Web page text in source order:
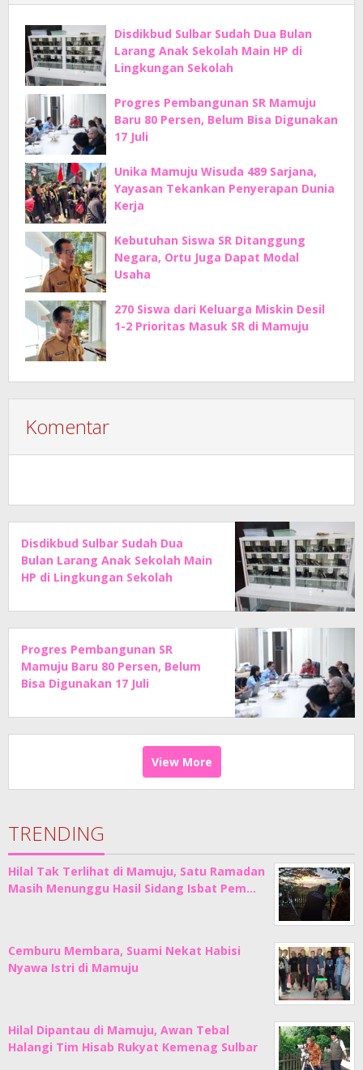
Disdikbud Sulbar Sudah Dua Bulan
Larang Anak Sekolah Main HP di
Lingkungan Sekolah
Progres Pembangunan SR Mamuju
Baru 80 Persen, Belum Bisa Digunakan
17 Juli
Unika Mamuju Wisuda 489 Sarjana,
Yayasan Tekankan Penyerapan Dunia
Kerja
Kebutuhan Siswa SR Ditanggung
Negara, Ortu Juga Dapat Modal
Usaha
270 Siswa dari Keluarga Miskin Desil
1-2 Prioritas Masuk SR di Mamuju
Komentar
Disdikbud Sulbar Sudah Dua
Bulan Larang Anak Sekolah Main
HP di Lingkungan Sekolah
Progres Pembangunan SR
Mamuju Baru 80 Persen, Belum
Bisa Digunakan 17 Juli
View More
TRENDING
Hilal Tak Terlihat di Mamuju, Satu Ramadan
Masih Menunggu Hasil Sidang Isbat Pem…
Cemburu Membara, Suami Nekat Habisi
Nyawa Istri di Mamuju
Hilal Dipantau di Mamuju, Awan Tebal
Halangi Tim Hisab Rukyat Kemenag Sulbar